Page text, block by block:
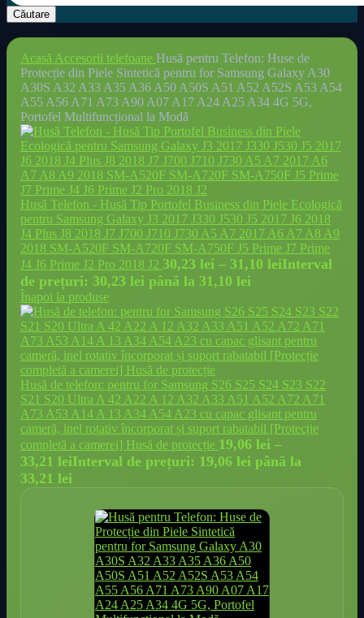
Căutare
Acasă Accesorii telefoane Husă pentru Telefon: Huse de
Protecție din Piele Sintetică pentru for Samsung Galaxy A30
A30S A32 A33 A35 A36 A50 A50S A51 A52 A52S A53 A54
A55 A56 A71 A73 A90 A07 A17 A24 A25 A34 4G 5G,
Portofel Multifuncțional la Modă
Husă Telefon - Husă Tip Portofel Business din Piele Ecologică
pentru Samsung Galaxy J3 2017 J330 J530 J5 2017 J6 2018
J4 Plus J8 2018 J7 J700 J710 J730 A5 A7 2017 A6 A7 A8 A9
2018 SM-A520F SM-A720F SM-A750F J5 Prime J7 Prime
J4 J6 Prime J2 Pro 2018 J2 30,23 lei – 31,10 leiInterval
de prețuri: 30,23 lei până la 31,10 lei
Înapoi la produse
Husă de telefon: pentru for Samsung S26 S25 S24 S23 S22
S21 S20 Ultra A 42 A22 A 12 A32 A33 A51 A52 A72 A71
A73 A53 A14 A 13 A34 A54 A23 cu capac glisant pentru
cameră, inel rotativ încorporat și suport rabatabil [Protecție
completă a camerei] Husă de protecție 19,06 lei –
33,21 leiInterval de prețuri: 19,06 lei până la
33,21 lei